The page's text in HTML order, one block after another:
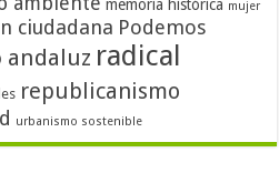
memoria histórica mujer
ciudadana Podemos
andaluz radical
republicanismo
urbanismo sostenible